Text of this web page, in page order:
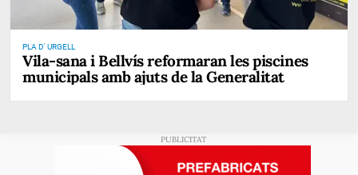
PLA D' URGELL
Vila-sana i Bellvís reformaran les piscines
municipals amb ajuts de la Generalitat